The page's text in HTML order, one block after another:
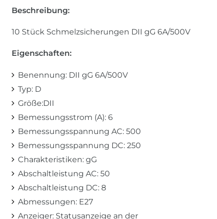
Beschreibung:
10 Stück Schmelzsicherungen DII gG 6A/500V
Eigenschaften:
Benennung: DII gG 6A/500V
Typ: D
Größe:DII
Bemessungsstrom (A): 6
Bemessungsspannung AC: 500
Bemessungsspannung DC: 250
Charakteristiken: gG
Abschaltleistung AC: 50
Abschaltleistung DC: 8
Abmessungen: E27
Anzeiger: Statusanzeige an der